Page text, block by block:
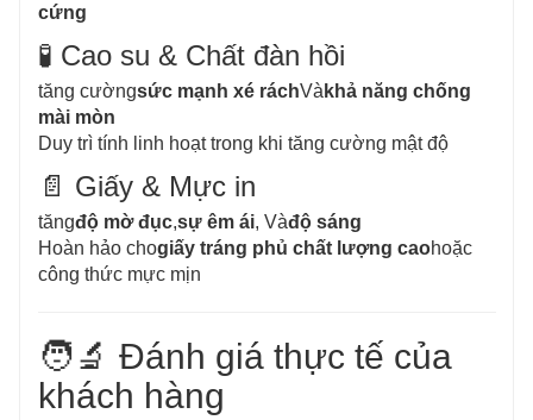
cứng
🧪 Cao su & Chất đàn hồi
tăng cườngsức mạnh xé ráchVà khả năng chống
mài mòn
Duy trì tính linh hoạt trong khi tăng cường mật độ
📄 Giấy & Mực in
tăngđộ mờ đục,sự êm ái, Vàđộ sáng
Hoàn hảo chogiấy tráng phủ chất lượng caohoặc
công thức mực mịn
🧑‍🔬 Đánh giá thực tế của
khách hàng